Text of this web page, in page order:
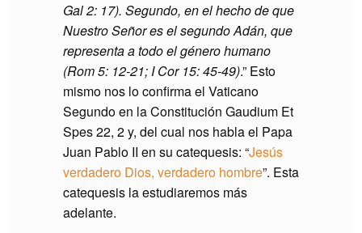
Gal 2: 17). Segundo, en el hecho de que
Nuestro Señor es el segundo Adán, que
representa a todo el género humano
(Rom 5: 12-21; I Cor 15: 45-49).” Esto
mismo nos lo confirma el Vaticano
Segundo en la Constitución Gaudium Et
Spes 22, 2 y, del cual nos habla el Papa
Juan Pablo II en su catequesis: “Jesús
verdadero Dios, verdadero hombre”. Esta
catequesis la estudiaremos más
adelante.